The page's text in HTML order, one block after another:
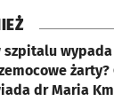
szpitalu
żarty?
dr Maria